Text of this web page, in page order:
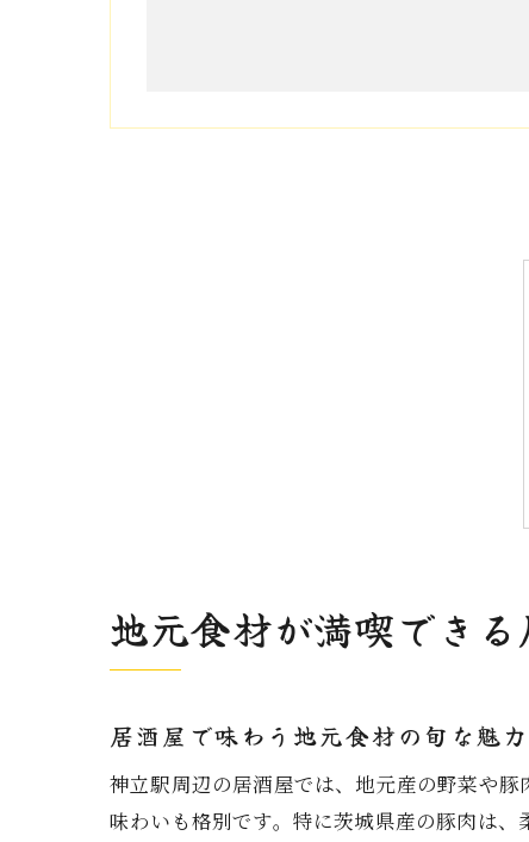
地元食材が満喫でき
居酒屋で味わう地元食材の旬な魅力
神立駅周辺の居酒屋では、地元産の野菜や
味わいも格別です。特に茨城県産の豚肉は、